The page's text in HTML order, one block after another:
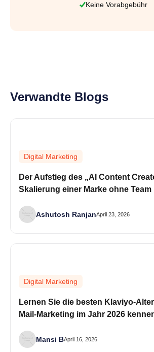
Keine Vorabgebühr
Verwandte Blogs
Digital Marketing
Der Aufstieg des „AI Content
Skalierung einer Marke ohne Team
Ashutosh RanjanApril 23, 2026
Digital Marketing
Lernen Sie die besten Klaviyo-
Mail-Marketing im Jahr 2026
Mansi BApril 16, 2026